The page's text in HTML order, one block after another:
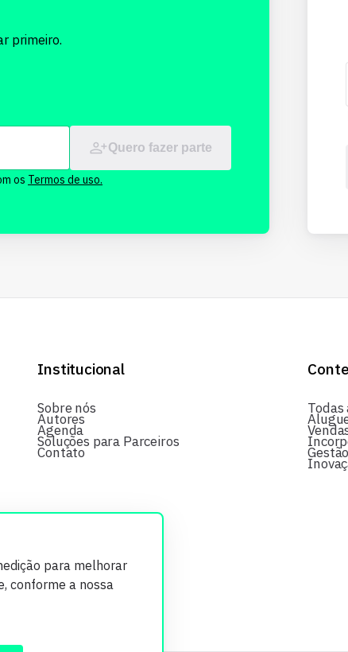
para melhorar
conforme a nossa
primeiro.
Quero fazer parte
os Termos de uso.
Institucional
Sobre nós
Autores
Agenda
Soluções para Parceiros
Contato
Todas
Gestão